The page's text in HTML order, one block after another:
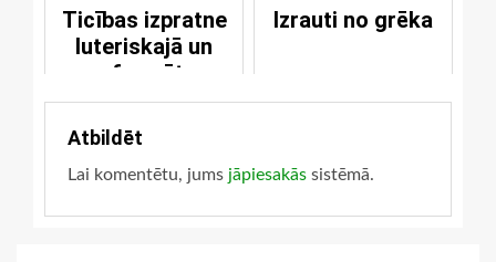
Ticības izpratne
luteriskajā un
reformēto
konfesijās
Izrauti no grēka
Atbildēt
Lai komentētu, jums jāpiesakās sistēmā.